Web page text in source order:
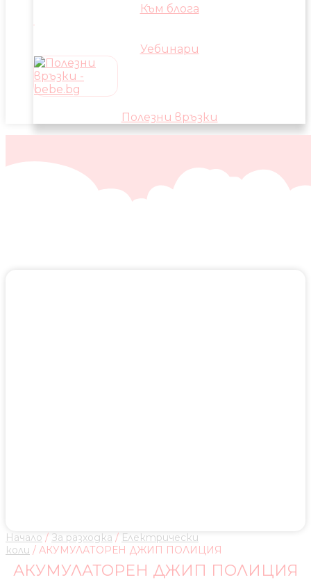
Към блога
Уебинари
Полезни връзки
Начало / За разходка / Електрически
коли / АКУМУЛАТОРЕН ДЖИП ПОЛИЦИЯ
АКУМУЛАТОРЕН ДЖИП ПОЛИЦИЯ